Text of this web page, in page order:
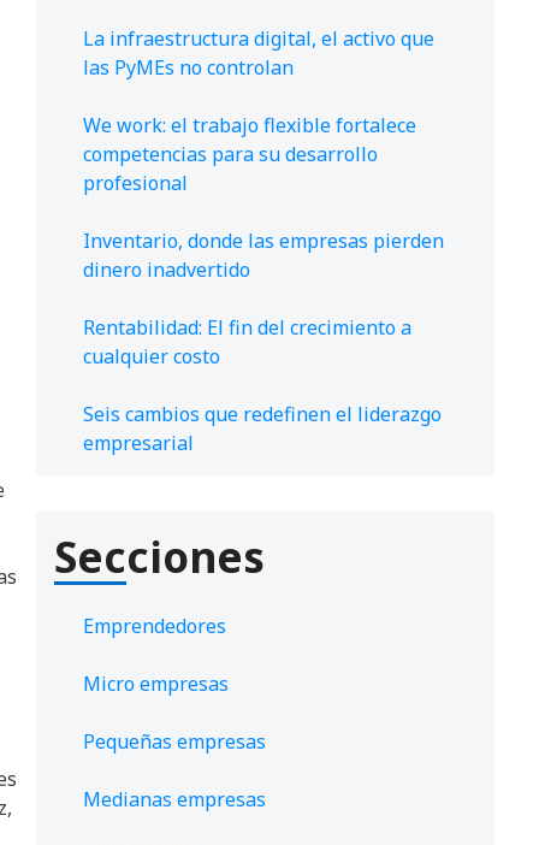
La infraestructura digital, el activo que
las PyMEs no controlan
We work: el trabajo flexible fortalece
competencias para su desarrollo
profesional
Inventario, donde las empresas pierden
dinero inadvertido
Rentabilidad: El fin del crecimiento a
cualquier costo
Seis cambios que redefinen el liderazgo
empresarial
Secciones
Emprendedores
Micro empresas
Pequeñas empresas
Medianas empresas